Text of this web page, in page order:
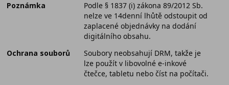
Poznámka
Podle § 1837 (i) zákona 89/2012 Sb.
nelze ve 14denní lhůtě odstoupit od
zaplacené objednávky na dodání
digitálního obsahu.
Ochrana souborů
Soubory neobsahují DRM, takže je
lze použít v libovolné e-inkové
čtečce, tabletu nebo číst na počítači.